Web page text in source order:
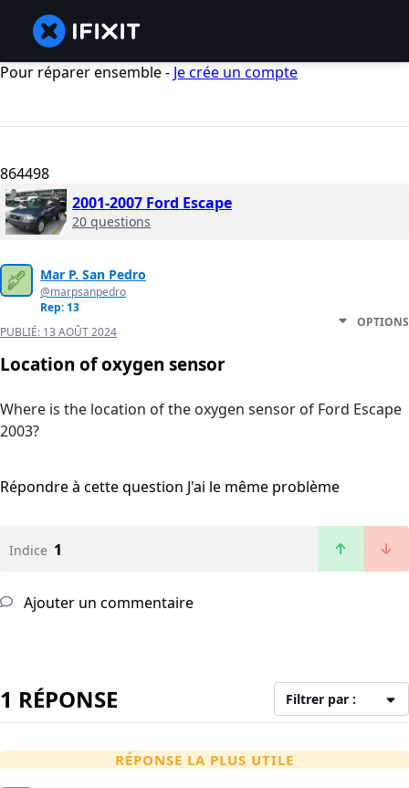
Pour réparer ensemble - Je crée un compte
864498
2001-2007 Ford Escape
20 questions
Mar P. San Pedro
@marpsanpedro
Rep: 13
PUBLIÉ: 13 AOÛT 2024
OPTIONS
Location of oxygen sensor
Where is the location of the oxygen sensor of Ford Escape
2003?
Répondre à cette question J'ai le même problème
Indice 1
Ajouter un commentaire
1 RÉPONSE Filtrer par :
RÉPONSE LA PLUS UTILE